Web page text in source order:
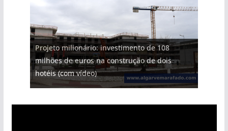
Projeto milionário: investimento de 108
milhões de euros na construção de dois
hotéis (com vídeo)